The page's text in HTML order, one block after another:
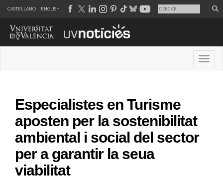
CASTELLANO ENGLISH
Especialistes en Turisme
aposten per la sostenibilitat
ambiental i social del sector
per a garantir la seua
viabilitat